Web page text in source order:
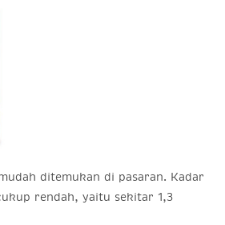
ditemukan di pasaran. Kadar
rendah, yaitu sekitar 1,3